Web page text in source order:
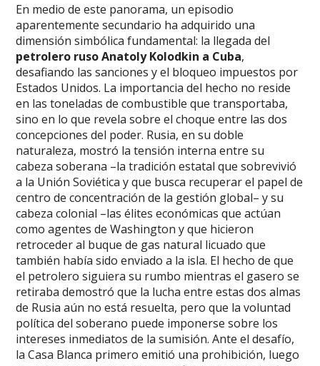
En medio de este panorama, un episodio
aparentemente secundario ha adquirido una
dimensión simbólica fundamental: la llegada del
petrolero ruso Anatoly Kolodkin a Cuba,
desafiando las sanciones y el bloqueo impuestos por
Estados Unidos. La importancia del hecho no reside
en las toneladas de combustible que transportaba,
sino en lo que revela sobre el choque entre las dos
concepciones del poder. Rusia, en su doble
naturaleza, mostró la tensión interna entre su
cabeza soberana –la tradición estatal que sobrevivió
a la Unión Soviética y que busca recuperar el papel de
centro de concentración de la gestión global– y su
cabeza colonial –las élites económicas que actúan
como agentes de Washington y que hicieron
retroceder al buque de gas natural licuado que
también había sido enviado a la isla. El hecho de que
el petrolero siguiera su rumbo mientras el gasero se
retiraba demostró que la lucha entre estas dos almas
de Rusia aún no está resuelta, pero que la voluntad
política del soberano puede imponerse sobre los
intereses inmediatos de la sumisión. Ante el desafío,
la Casa Blanca primero emitió una prohibición, luego